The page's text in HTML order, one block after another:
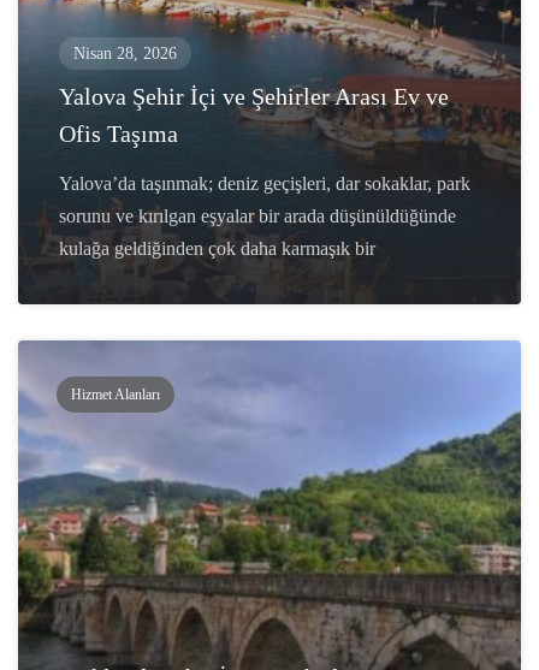
Nisan 28, 2026
Yalova Şehir İçi ve Şehirler Arası Ev ve
Ofis Taşıma
Yalova’da taşınmak; deniz geçişleri, dar sokaklar, park
sorunu ve kırılgan eşyalar bir arada düşünüldüğünde
kulağa geldiğinden çok daha karmaşık bir
Hizmet Alanları